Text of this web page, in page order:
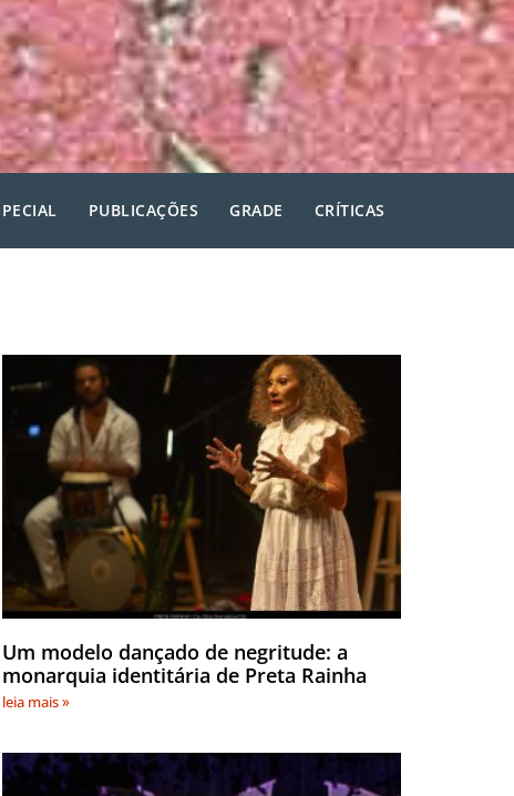
PUBLICAÇÕES GRADE CRÍTICAS
Um modelo dançado de negritude: a
monarquia identitária de Preta Rainha
leia mais »